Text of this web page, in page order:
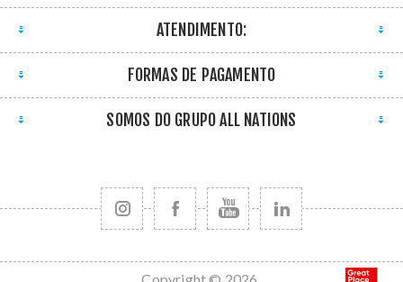
ATENDIMENTO:
FORMAS DE PAGAMENTO
SOMOS DO GRUPO ALL NATIONS